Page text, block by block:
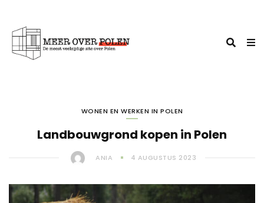
WONEN EN WERKEN IN POLEN
Landbouwgrond kopen in Polen
ANIA 4 AUGUSTUS 2023